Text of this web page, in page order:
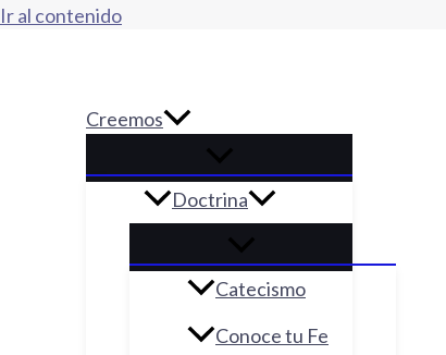
Ir al contenido
Creemos
Doctrina
Catecismo
Conoce tu Fe